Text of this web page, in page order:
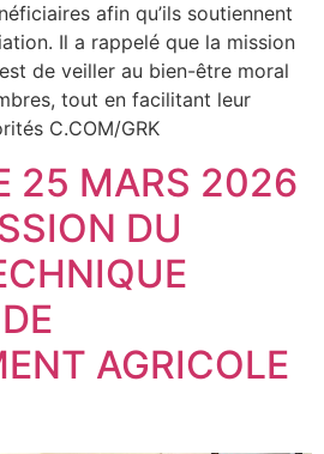
afin qu’ils soutiennent
Il a rappelé que la mission
de veiller au bien-être moral
tout en facilitant leur
C.COM/GRK
25 MARS 2026
DU
AGRICOLE